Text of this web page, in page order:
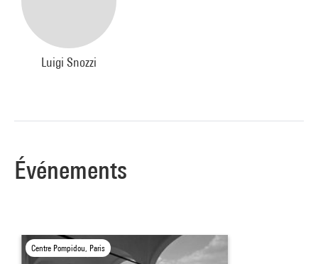
Luigi Snozzi
Événements
Centre Pompidou, Paris